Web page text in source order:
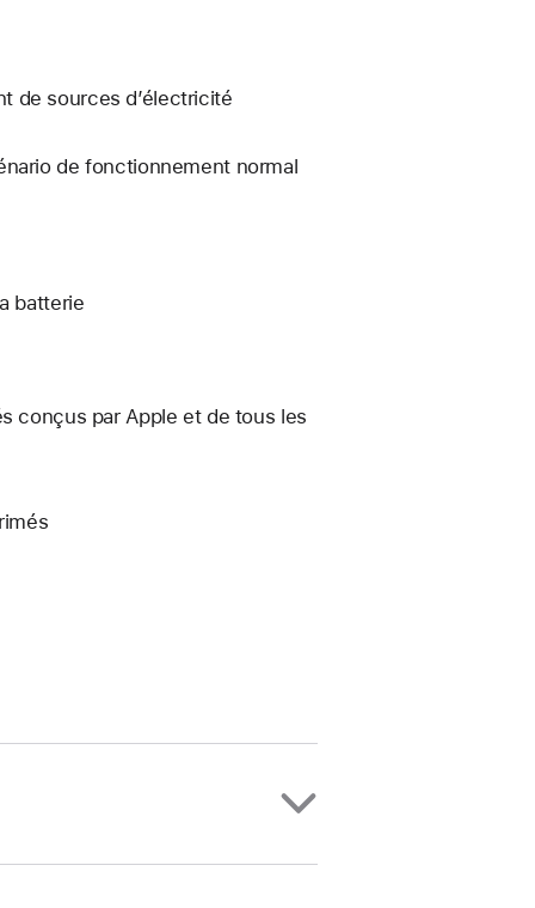
de sources d’électricité
de fonctionnement normal
batterie
conçus par Apple et de tous les